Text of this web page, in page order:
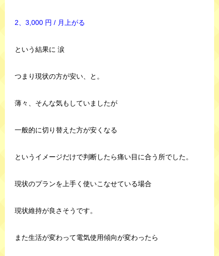
2、3,000 円 / 月上がる
という結果に 涙
つまり現状の方が安い、と。
薄々、そんな気もしていましたが
一般的に切り替えた方が安くなる
というイメージだけで判断したら痛い目に合う所でした。
現状のプランを上手く使いこなせている場合
現状維持が良さそうです。
また生活が変わって電気使用傾向が変わったら